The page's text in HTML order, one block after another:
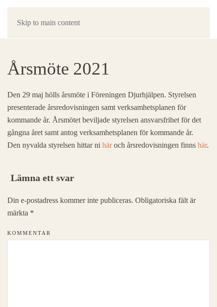
Skip to main content
Årsmöte 2021
Den 29 maj hölls årsmöte i Föreningen Djurhjälpen. Styrelsen
presenterade årsredovisningen samt verksamhetsplanen för
kommande år. Årsmötet beviljade styrelsen ansvarsfrihet för det
gångna året samt antog verksamhetsplanen för kommande år.
Den nyvalda styrelsen hittar ni häroch årsredovisningen finns här.
Lämna ett svar
Din e-postadress kommer inte publiceras. Obligatoriska fält är
märkta *
KOMMENTAR